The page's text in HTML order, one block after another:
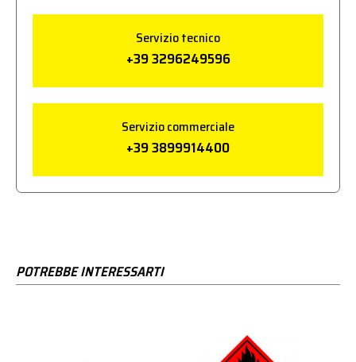
Servizio tecnico
+39 3296249596
Servizio commerciale
+39 3899914400
POTREBBE INTERESSARTI